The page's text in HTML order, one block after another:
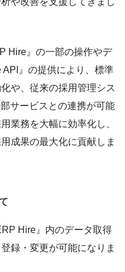
Hire』の一部の操作やデ
』の提供により、標準
や、従来の採用管理シス
サービスとの連携が可能
業務を大幅に効率化し、
成果の最大化に貢献しま
Hire』内のデータ取得
録・変更が可能になりま